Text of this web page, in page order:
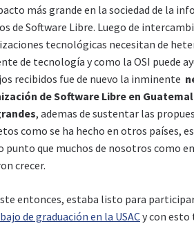
más grande en la sociedad de la
de Software Libre. Luego de
tecnológicas necesitan de
de tecnología y como la OSI puede
recibidos fue de nuevo la inminente
de Software Libre en
, ademas de sustentar las
como se ha hecho en otros países,
punto que muchos de nosotros como
crecer.
entonces, estaba listo para
de graduación en la USACy con esto